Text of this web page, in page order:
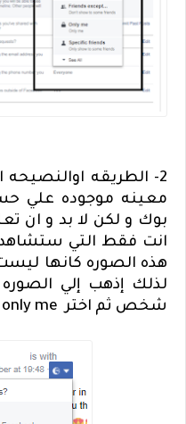
2- الطريقه
معينه موجوده علي
بوك و لكن لا بد و ان
انت فقط التي ستشاهد
هذه الصوره كانها
لذلك إذهب إلي
شخص ثم اختر only me